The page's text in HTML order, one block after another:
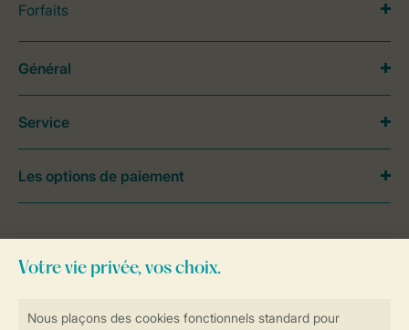
Forfaits
contactez notreContact Center.
Général
Service
Les options de paiement